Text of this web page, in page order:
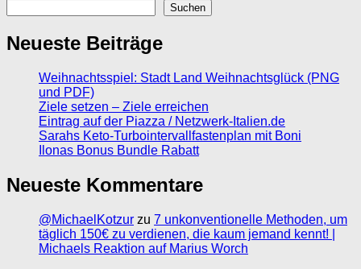
Suchen
Neueste Beiträge
Weihnachtsspiel: Stadt Land Weihnachtsglück (PNG
und PDF)
Ziele setzen – Ziele erreichen
Eintrag auf der Piazza / Netzwerk-Italien.de
Sarahs Keto-Turbointervallfastenplan mit Boni
Ilonas Bonus Bundle Rabatt
Neueste Kommentare
@MichaelKotzur zu 7 unkonventionelle Methoden, um
täglich 150€ zu verdienen, die kaum jemand kennt! |
Michaels Reaktion auf Marius Worch